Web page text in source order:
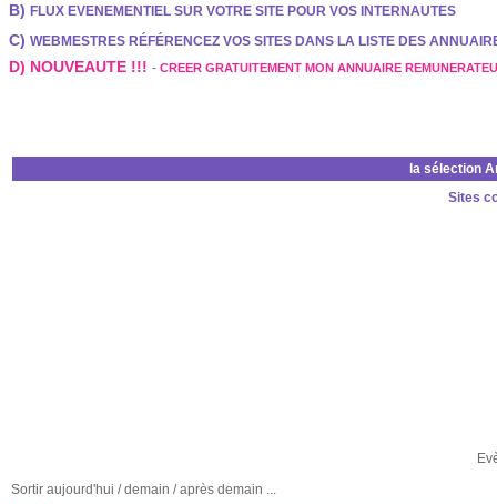
B) FLUX EVENEMENTIEL SUR VOTRE SITE POUR VOS INTERNAUTES
C) WEBMESTRES RÉFÉRENCEZ VOS SITES DANS LA LISTE DES
D) NOUVEAUTE !!! - CREER GRATUITEMENT MON ANNUAIRE
la sélection
Sites
Sortir aujourd'hui / demain / après demain ...